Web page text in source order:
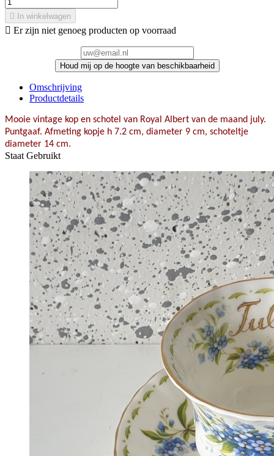
 In winkelwagen
 Er zijn niet genoeg producten op voorraad
Houd mij op de hoogte van beschikbaarheid
Omschrijving
Productdetails
Mooie vintage kop en schotel van Royal Albert van de maand july.
Puntgaaf. Afmeting kopje h 7.2 cm, diameter 9 cm, schoteltje
diameter 14 cm.
StaatGebruikt